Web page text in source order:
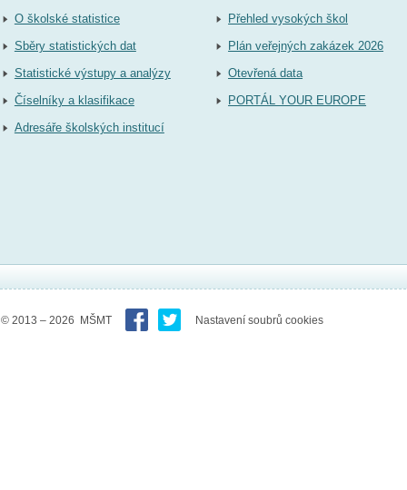
O školské statistice
Sběry statistických dat
Statistické výstupy a analýzy
Číselníky a klasifikace
Adresáře školských institucí
Přehled vysokých škol
Plán veřejných zakázek 2026
Otevřená data
PORTÁL YOUR EUROPE
© 2013 – 2026 MŠMT Nastavení soubrů cookies